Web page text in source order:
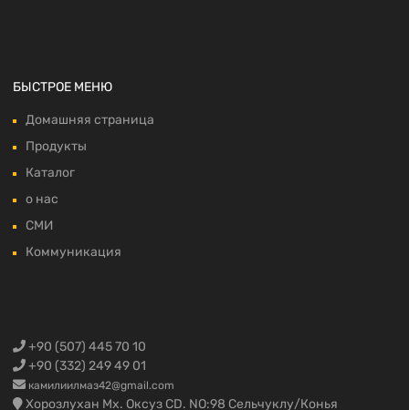
БЫСТРОЕ МЕНЮ
Домашняя страница
Продукты
Каталог
о нас
СМИ
Коммуникация
+90 (507) 445 70 10
+90 (332) 249 49 01
камилиилмаз42@gmail.com
Хорозлухан Мх. Оксуз CD. NO:98 Сельчуклу/Конья